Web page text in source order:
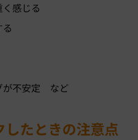
感じる
が不安定 など
たときの注意点